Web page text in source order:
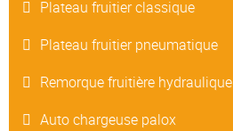
Plateau fruitier classique
Plateau fruitier pneumatique
Remorque fruitière hydraulique
Auto chargeuse palox